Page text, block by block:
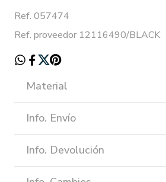
Ref. 057474
Ref. proveedor 12116490/BLACK
Material
Info. Envío
Info. Devolución